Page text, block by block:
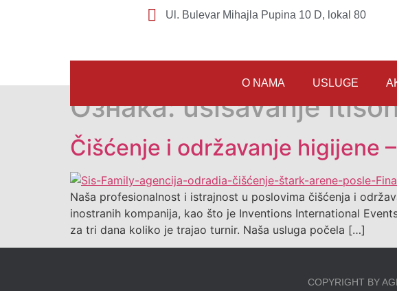
Ul. Bulevar Mihajla Pupina 10 D, lokal 80
O NAMA USLUGE
Ознака:usisavanje
Čišćenje i održavanje higijene
Naša profesionalnost i istrajnost u poslovima čišćenja i
inostranih kompanija, kao što je Inventions International
za tri dana koliko je trajao turnir. Naša usluga počela […]
COPYRIGHT BY